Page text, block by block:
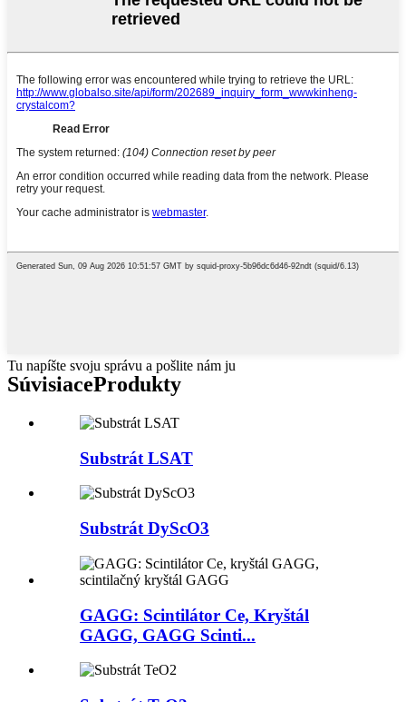
Tu napíšte svoju správu a pošlite nám ju
SúvisiaceProdukty
Substrát LSAT
Substrát DyScO3
GAGG: Scintilátor Ce, Kryštál
GAGG, GAGG Scinti...